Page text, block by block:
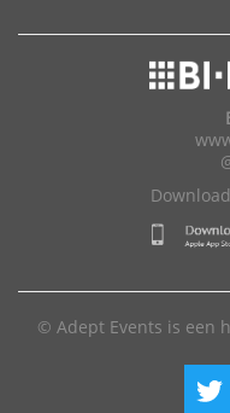
© Adept Events is een